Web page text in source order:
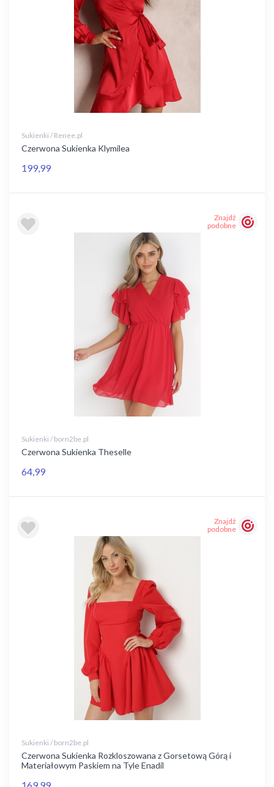
Sukienki / Renee.pl
Czerwona Sukienka Klymilea
199,99
Znajdź
podobne
Sukienki / born2be.pl
Czerwona Sukienka Theselle
64,99
Znajdź
podobne
Sukienki / born2be.pl
Czerwona Sukienka Rozkloszowana z Gorsetową Górą i
Materiałowym Paskiem na Tyle Enadil